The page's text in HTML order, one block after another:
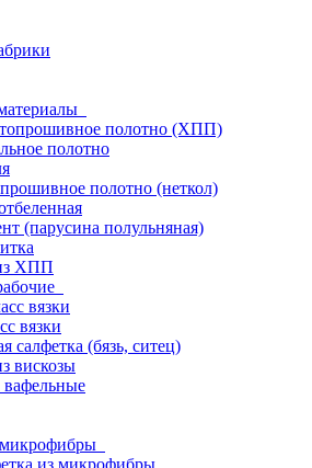
полотно (ХПП)
полотно
полотно (неткол)
(парусина полульняная)
ХПП
вязки
вязки
салфетка (бязь, ситец)
вискозы
из микрофибры